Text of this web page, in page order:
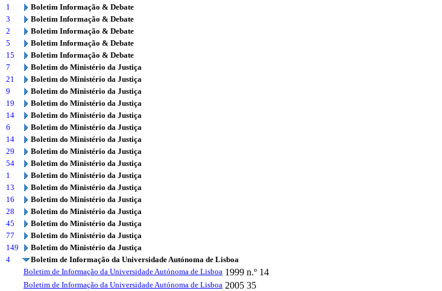
1
Boletim Informação & Debate
3
Boletim Informação & Debate
2
Boletim Informação & Debate
5
Boletim Informação & Debate
15
Boletim Informação & Debate
7
Boletim do Ministério da Justiça
21
Boletim do Ministério da Justiça
9
Boletim do Ministério da Justiça
19
Boletim do Ministério da Justiça
14
Boletim do Ministério da Justiça
6
Boletim do Ministério da Justiça
14
Boletim do Ministério da Justiça
29
Boletim do Ministério da Justiça
54
Boletim do Ministério da Justiça
1
Boletim do Ministério da Justiça
13
Boletim do Ministério da Justiça
16
Boletim do Ministério da Justiça
28
Boletim do Ministério da Justiça
45
Boletim do Ministério da Justiça
77
Boletim do Ministério da Justiça
149
Boletim do Ministério da Justiça
4
Boletim de Informação da Universidade Autónoma de Lisboa
Boletim de Informação da Universidade Autónoma de Lisboa 1999 n.º 14
Boletim de Informação da Universidade Autónoma de Lisboa 2005 35